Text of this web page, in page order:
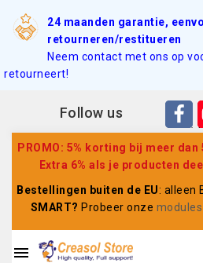
24 maanden garantie,
retourneren/restitueren
Neem contact met ons op
retourneert!
Follow us
PROMO: 5% korting bij meer
Extra 6% als je producten
Bestellingen buiten de EU: alleen
SMART? Probeer onze
